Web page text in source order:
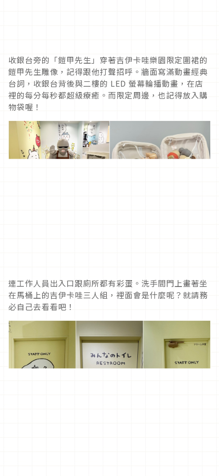
收銀台旁的「鎧甲先生」穿著吉伊卡哇樂園限定圍裙的
鎧甲先生雕像，記得跟他打聲招呼。牆面寫滿動畫經典
台詞，收銀台背後與二樓的 LED 螢幕輪播動畫，在店
裡的每分每秒都超級療癒。而限定周邊，也記得放入購
物袋喔！
連工作人員出入口跟廁所都有彩蛋。洗手間門上畫著坐
在馬桶上的吉伊卡哇三人組，裡面會是什麼呢？就請務
必自己去看看吧！